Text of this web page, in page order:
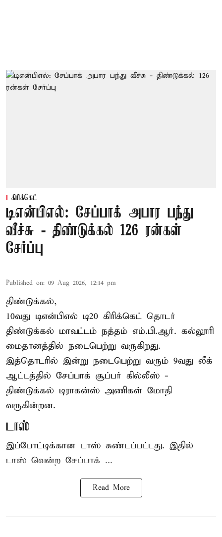
கிரிக்கெட்
டிஎன்பிஎல்: சேப்பாக் அபார பந்து
வீச்சு - திண்டுக்கல் 126 ரன்கள்
சேர்ப்பு
Published on: 09 Aug 2026, 12:14 pm
திண்டுக்கல்,
10வது டிஎன்பிஎல் டி20 கிரிக்கெட் தொடர்
திண்டுக்கல் மாவட்டம் நத்தம் எம்.பி.ஆர். கல்லூரி
மைதானத்தில் நடைபெற்று வருகிறது.
இத்தொடரில் இன்று நடைபெற்று வரும் 9வது லீக்
ஆட்டத்தில் சேப்பாக் சூப்பர் கில்லீஸ் -
திண்டுக்கல் டிராகன்ஸ் அணிகள் மோதி
வருகின்றன.
டாஸ்
இப்போட்டிக்கான டாஸ் சுண்டப்பட்டது. இதில்
டாஸ் வென்ற சேப்பாக் ...
Read More